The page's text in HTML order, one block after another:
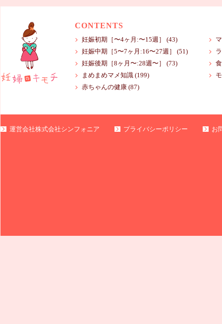
CONTENTS
妊娠初期［〜4ヶ月:〜15週］
(43)
妊娠中期［5〜7ヶ月:16〜27週］
(51)
妊娠後期［8ヶ月〜:28週〜］
(73)
まめまめマメ知識 (199)
赤ちゃんの健康 (87)
運営会社株式会社シンフォニア プライバシーポリシー お